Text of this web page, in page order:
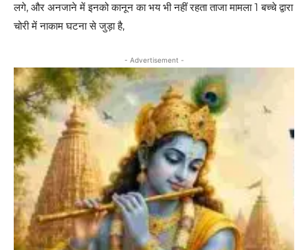
लगे, और अनजाने में इनको कानून का भय भी नहीं रहता ताजा मामला 1 बच्चे द्वारा
चोरी में नाकाम घटना से जुड़ा है,
- Advertisement -